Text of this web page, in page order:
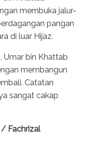
membuka jalur-
pangan
di luar Hijaz.
Umar bin Khattab
membangun
Catatan
sangat cakap
/ Fachrizal